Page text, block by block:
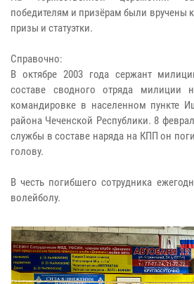
победителям и призёрам были вручены
призы и статуэтки.
Справочно:
В октябре 2003 года сержант
составе сводного отряда милиции
командировке в населенном пункте
района Чеченской Республики. 8
службы в составе наряда на КПП он
голову.
В честь погибшего сотрудника
волейболу.